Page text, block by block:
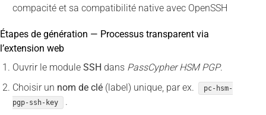
compacité et sa compatibilité native avec OpenSSH
Étapes de génération — Processus transparent via
l’extension web
Ouvrir le module SSH dans PassCypher HSM PGP.
Choisir un nom de clé(label) unique, par ex.
pc-hsm-
pgp-ssh-key
.